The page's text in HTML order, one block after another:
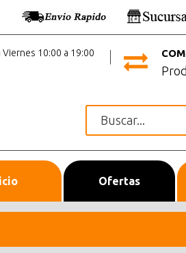
Viernes 10:00 a 19:00
Ofertas